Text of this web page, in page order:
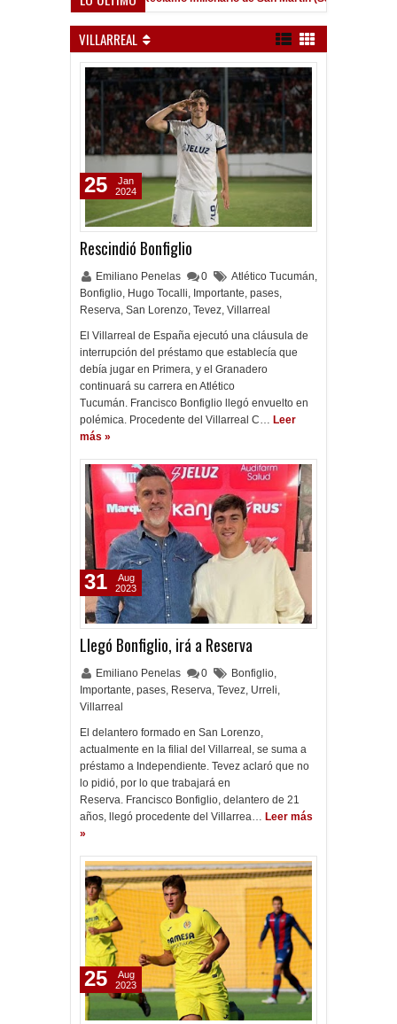
VILLARREAL
Rescindió Bonfiglio
Emiliano Penelas 0 Atlético Tucumán,
Bonfiglio, Hugo Tocalli, Importante, pases,
Reserva, San Lorenzo, Tevez, Villarreal
El Villarreal de España ejecutó una cláusula de
interrupción del préstamo que establecía que
debía jugar en Primera, y el Granadero
continuará su carrera en Atlético
Tucumán. Francisco Bonfiglio llegó envuelto en
polémica. Procedente del Villarreal C… Leer
más »
25
Jan
2024
Llegó Bonfiglio, irá a Reserva
Emiliano Penelas 0 Bonfiglio,
Importante, pases, Reserva, Tevez, Urreli,
Villarreal
El delantero formado en San Lorenzo,
actualmente en la filial del Villarreal, se suma a
préstamo a Independiente. Tevez aclaró que no
lo pidió, por lo que trabajará en
Reserva. Francisco Bonfiglio, delantero de 21
años, llegó procedente del Villarrea… Leer más
»
31
Aug
2023
25
Aug
2023